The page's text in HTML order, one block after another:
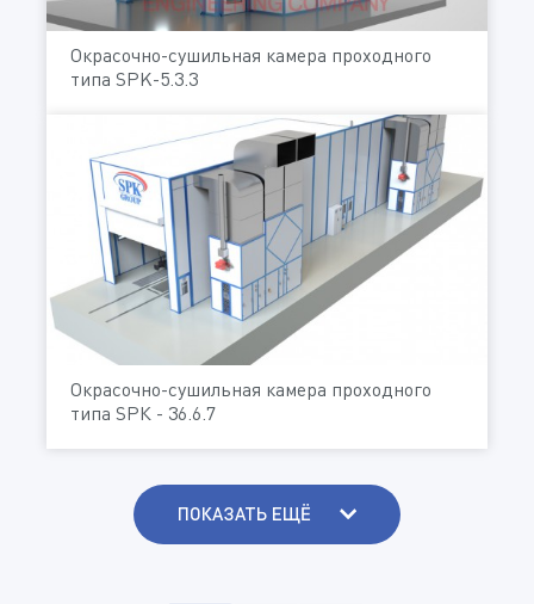
Окрасочно-сушильная камера проходного
типа SPK-5.3.3
Окрасочно-сушильная камера проходного
типа SРК - 36.6.7
ПОКАЗАТЬ ЕЩЁ